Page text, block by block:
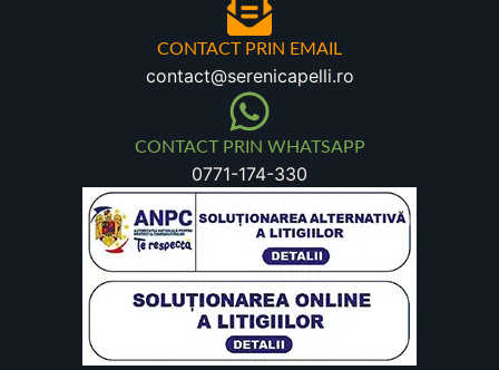
CONTACT PRIN EMAIL
contact@serenicapelli.ro
CONTACT PRIN WHATSAPP
0771-174-330